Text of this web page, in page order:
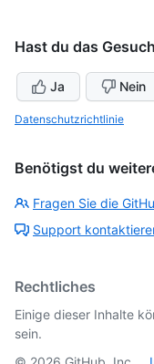
Hast du das
Ja Nein
Datenschutzrichtlinie
Benötigst du
Fragen Sie die
Support
Rechtliches
Einige dieser Inhalte
sein.